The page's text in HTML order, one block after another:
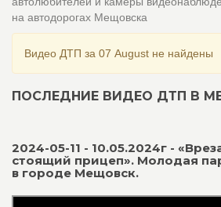
на автодорогах Мещовска
Видео ДТП за 07 August не найдены
ПОСЛЕДНИЕ ВИДЕО ДТП В
2024-05-11 - 10.05.2024г -
стоящий прицеп». Молодая
в городе Мещовск.